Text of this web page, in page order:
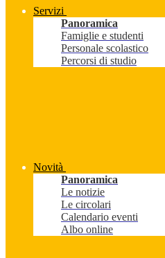
Servizi
Panoramica
Famiglie e studenti
Personale scolastico
Percorsi di studio
Novità
Panoramica
Le notizie
Le circolari
Calendario eventi
Albo online